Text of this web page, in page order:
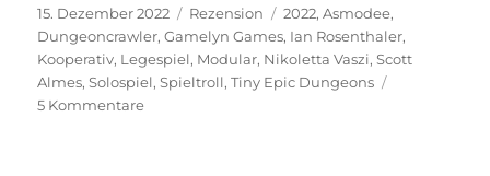
Veröffentlicht
am
15. Dezember 2022 Kategorien
Rezension Schlagwörter
2022,Asmodee,
Dungeoncrawler,Gamelyn Games, Ian Rosenthaler,
Kooperativ, Legespiel, Modular, Nikoletta Vaszi,Scott
Almes,Solospiel,Spieltroll,Tiny Epic Dungeons
5 Kommentarezu